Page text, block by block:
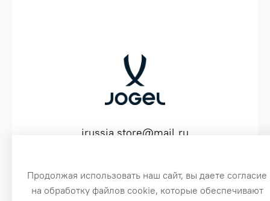
jrussia.store@mail.ru
Продолжая использовать наш сайт, вы даете согласие
на обработку файлов cookie, которые обеспечивают
3